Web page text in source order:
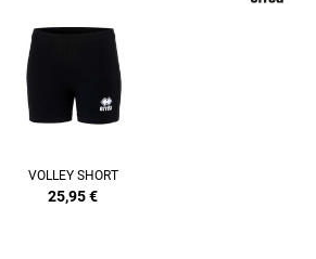
VOLLEY SHORT
25,95€